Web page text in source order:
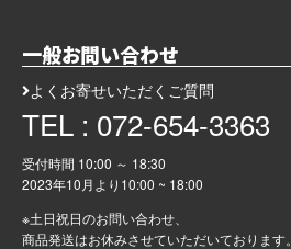
一般お問い合わせ
よくお寄せいただくご質問
TEL : 072-654-3363
受付時間 10:00 ～ 18:30
2023年10月より 10:00 ~ 18:00
※土日祝日のお問い合わせ、
商品発送はお休みさせていただいております。